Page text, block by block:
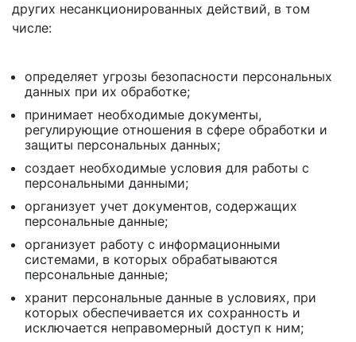
других несанкционированных действий, в том
числе:
определяет угрозы безопасности персональных
данных при их обработке;
принимает необходимые документы,
регулирующие отношения в сфере обработки и
защиты персональных данных;
создает необходимые условия для работы с
персональными данными;
организует учет документов, содержащих
персональные данные;
организует работу с информационными
системами, в которых обрабатываются
персональные данные;
хранит персональные данные в условиях, при
которых обеспечивается их сохранность и
исключается неправомерный доступ к ним;